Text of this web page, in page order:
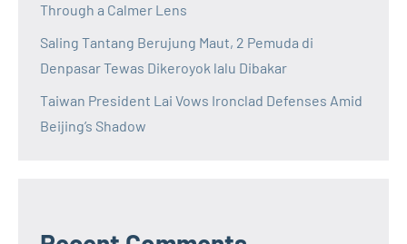
Through a Calmer Lens
Saling Tantang Berujung Maut, 2 Pemuda di
Denpasar Tewas Dikeroyok lalu Dibakar
Taiwan President Lai Vows Ironclad Defenses Amid
Beijing’s Shadow